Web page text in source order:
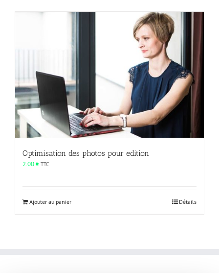
Optimisation des photos pour edition
2.00€ TTC
Ajouter au panier Détails